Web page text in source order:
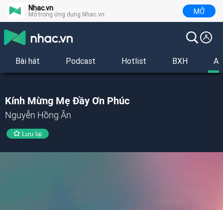
Nhac.vn
Mở trong ứng dụng Nhac.vn MỞ
Bài hát Podcast Hotlist BXH
Kính Mừng Mẹ Đầy Ơn Phúc
Nguyễn Hồng Ân
Lưu lại